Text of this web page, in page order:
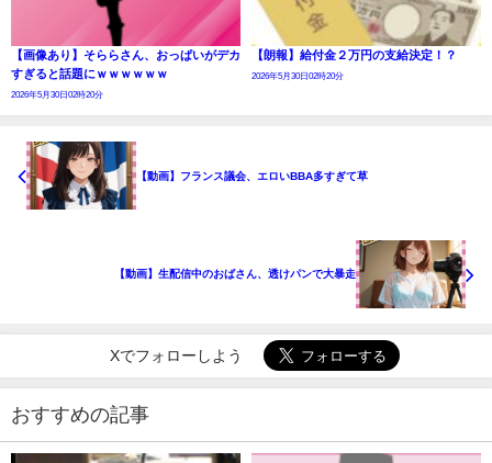
【画像あり】そららさん、おっぱいがデカ
すぎると話題にｗｗｗｗｗｗ
2026年5月30日02時20分
【朗報】給付金２万円の支給決定！？
2026年5月30日02時20分
【動画】フランス議会、エロいBBA多すぎて草
【動画】生配信中のおばさん、透けパンで大暴走
Xでフォローしよう
おすすめの記事